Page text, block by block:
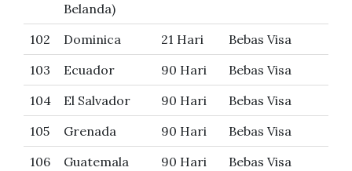
Belanda)
102 Dominica 21 Hari
Bebas Visa
103
Ecuador 90 Hari
Bebas Visa
104
El Salvador 90 Hari
Bebas Visa
105
Grenada 90 Hari
Bebas Visa
106
Guatemala 90 Hari
Bebas Visa